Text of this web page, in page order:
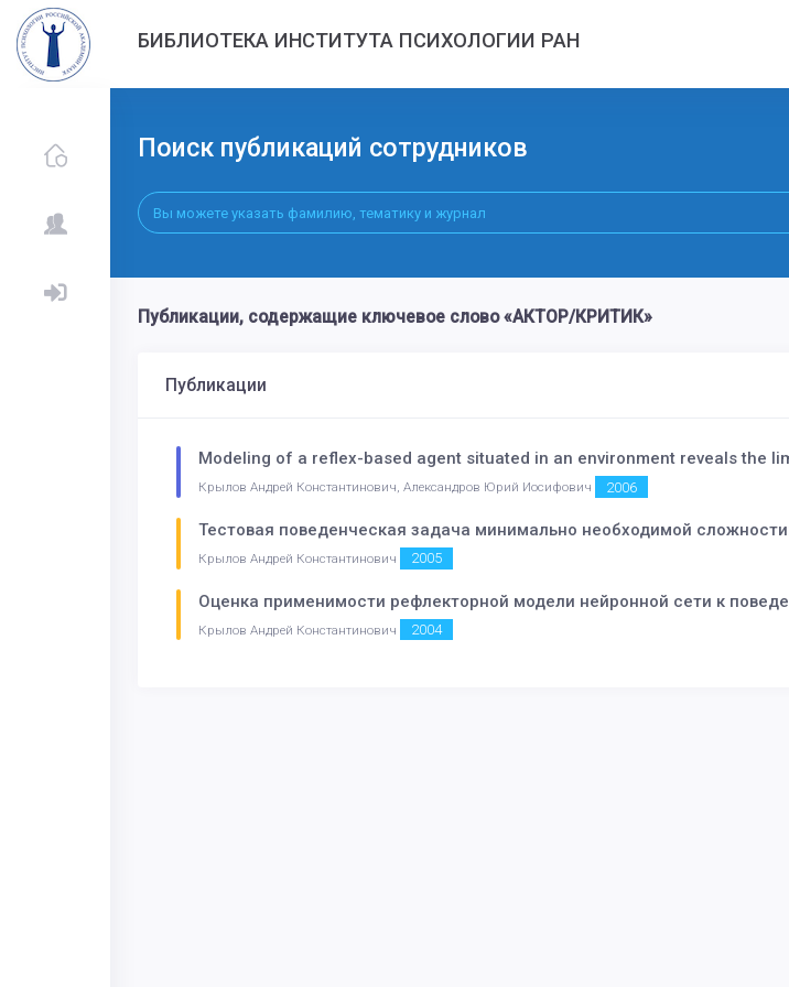
БИБЛИОТЕКА ИНСТИТУТА ПСИХОЛОГИИ РАН
Поиск публикаций сотрудников
Публикации, содержащие ключевое слово «АКТОР/КРИТИК»
Публикации
Modeling of a reflex-based agent situated in an environment reveals the
Крылов Андрей Константинович, Александров Юрий Иосифович 2006
Тестовая поведенческая задача минимально необходимой
Крылов Андрей Константинович 2005
Оценка применимости рефлекторной модели нейронной сети к
Крылов Андрей Константинович 2004